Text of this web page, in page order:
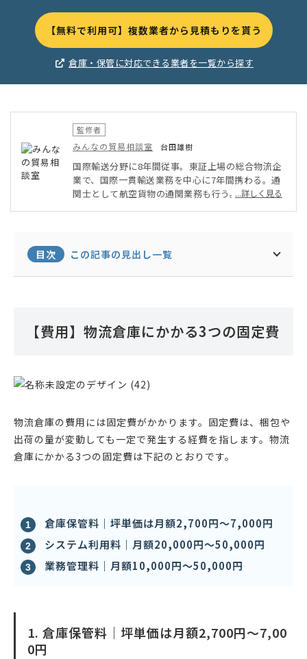
【無料で利用可】複数業者から見積もりを貰う
倉庫・保管に対応できる業者を一覧から探す
監修者
みんなの貿易相談室 台田雄樹
国際輸送分野に8年間従事。東証上場の総合物流企
業で、国際一貫輸送業務を中心に7年間携わる。通
関士として航空貨物の通関業務も行う。またミャン
貿易企画に従事する。北南米、中国、ベトナム、フ
ィリピンの輸送を担当。日本と海外拠点間だけでな
く、海外拠点同士の輸送管理も行っている。
...詳しく見る
目次 この記事の見出し一覧
【費用】物流倉庫にかかる3つの固定費
物流倉庫の費用には固定費がかかります。固定費は、梱包や
出荷の量が変動しても一定で発生する経費を指します。物流
倉庫にかかる3つの固定費は下記のとおりです。
倉庫保管料｜坪単価は月額2,700円〜7,000円
システム利用料｜月額20,000円〜50,000円
業務管理料｜月額10,000円〜50,000円
1. 倉庫保管料｜坪単価は月額2,700円〜7,00
0円